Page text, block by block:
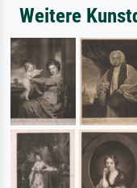
Weitere